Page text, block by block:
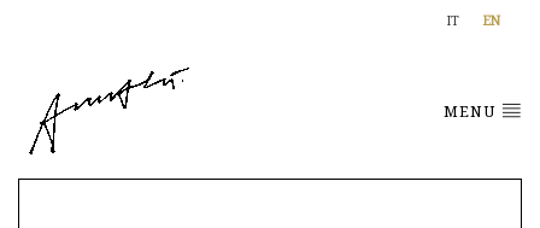
IT EN
MENU